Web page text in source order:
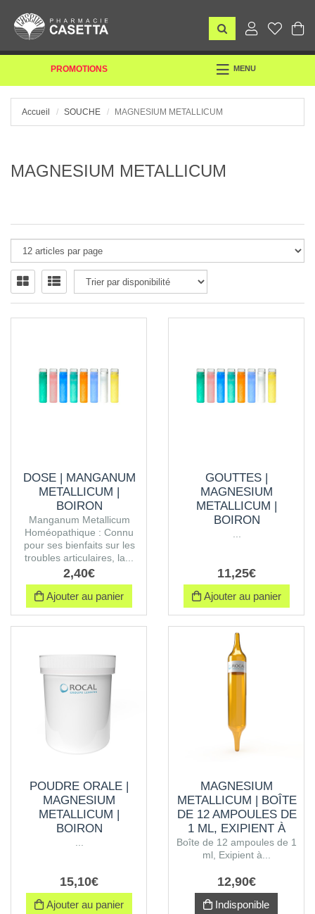
PROMOTIONS
TOGGLE
MENU
Accueil SOUCHE MAGNESIUM METALLICUM
MAGNESIUM METALLICUM
DOSE | MANGANUM
METALLICUM |
BOIRON
Manganum Metallicum
Homéopathique : Connu
pour ses bienfaits sur les
troubles articulaires, la...
2,40€
Ajouter au panier
GOUTTES |
MAGNESIUM
METALLICUM |
BOIRON
11,25€
Ajouter au panier
POUDRE ORALE |
MAGNESIUM
METALLICUM |
BOIRON
15,10€
Ajouter au panier
MAGNESIUM
METALLICUM | BOÎTE
DE 12 AMPOULES DE
1 ML, EXIPIENT À
L'ALCOOL
Boîte de 12 ampoules de 1
ml, Exipient à...
12,90€
Indisponible